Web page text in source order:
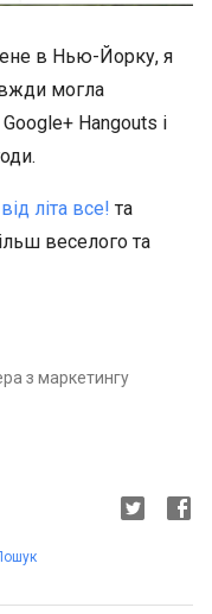
в Нью-Йорку, я
могла
Hangouts і
літа все! та
веселого та
з маркетингу